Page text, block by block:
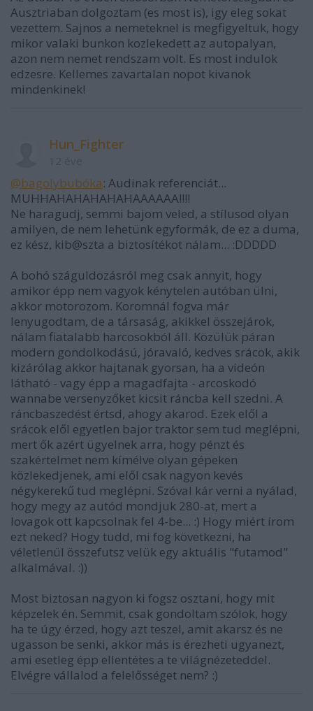
Ausztriaban dolgoztam (es most is), igy eleg sokat
vezettem. Sajnos a nemeteknel is megfigyeltuk, hogy
mikor valaki bunkon kozlekedett az autopalyan,
azon nem nemet rendszam volt. Es most indulok
edzesre. Kellemes zavartalan nopot kivanok
mindenkinek!
Hun_Fighter
@bagolybubóka: Audinak referenciát...
MUHHAHAHAHAHAHAAAAAA!!!!
Ne haragudj, semmi bajom veled, a stílusod olyan
amilyen, de nem lehetünk egyformák, de ez a duma,
ez kész, kib@szta a biztosítékot nálam... :DDDDD
A bohó száguldozásról meg csak annyit, hogy
amikor épp nem vagyok kénytelen autóban ülni,
akkor motorozom. Koromnál fogva már
lenyugodtam, de a társaság, akikkel összejárok,
nálam fiatalabb harcosokból áll. Közülük páran
modern gondolkodású, jóravaló, kedves srácok, akik
kizárólag akkor hajtanak gyorsan, ha a videón
látható - vagy épp a magadfajta - arcoskodó
wannabe versenyzőket kicsit ráncba kell szedni. A
ráncbaszedést értsd, ahogy akarod. Ezek elől a
srácok elől egyetlen bajor traktor sem tud meglépni,
mert ők azért ügyelnek arra, hogy pénzt és
szakértelmet nem kímélve olyan gépeken
közlekedjenek, ami elől csak nagyon kevés
négykerekű tud meglépni. Szóval kár verni a nyálad,
hogy megy az autód mondjuk 280-at, mert a
lovagok ott kapcsolnak fel 4-be... :) Hogy miért írom
ezt neked? Hogy tudd, mi fog következni, ha
véletlenül összefutsz velük egy aktuális "futamod"
alkalmával. :))
Most biztosan nagyon ki fogsz osztani, hogy mit
képzelek én. Semmit, csak gondoltam szólok, hogy
ha te úgy érzed, hogy azt teszel, amit akarsz és ne
ugasson be senki, akkor más is érezheti ugyanezt,
ami esetleg épp ellentétes a te világnézeteddel.
Elvégre vállalod a felelősséget nem? :)